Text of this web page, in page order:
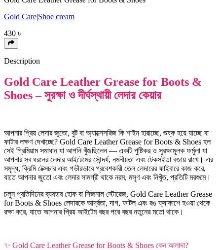
Gold Care|Shoe cream
430 ৳
Description
Gold Care Leather Grease for Boots &
Shoes – সুরক্ষা ও দীর্ঘস্থায়ী লেদার কেয়ার
আপনার প্রিয় লেদার জুতো, বুট বা অ্যাক্সেসরিজ কি শাইন হারাচ্ছে, শুষ্ক হয়ে যাচ্ছে বা
ফাটার লক্ষণ দেখাচ্ছে? Gold Care Leather Grease for Boots & Shoes হল
সেই প্রিমিয়াম সমাধান যা আপনি খুঁজছিলেন — একটি পুষ্টিকর ও সুরক্ষামূলক ফর্মুলা যা
আপনার সব ধরনের লেদার আইটেমের সৌন্দর্য, নমনীয়তা এবং টেকসইতা বজায় রাখে। এর
সমৃদ্ধ, ক্রিমি টেক্সচার এবং গভীরভাবে প্রবেশকারী তেল লেদারের ফাইবারে কাজ করে,
যাতে আপনার জুতো এবং লেদার সামগ্রী থাকে নরম, মসৃণ এবং নিখুঁত, প্রতিটি মরশুমে।
চলুন প্রতিদিনের ব্যবহার হোক বা সিজনাল স্টোরেজ, Gold Care Leather Grease
for Boots & Shoes লেদারকে আর্দ্রতা, দাগ, ফাটল এবং রঙ ফ্যাকাশে হওয়া থেকে
রক্ষা করে, যাতে আপনার প্রিয় আইটেম বছর পরে বছর নতুনের মতো থাকে।
✨ Gold Care Leather Grease for Boots & Shoes কেন আলাদা?